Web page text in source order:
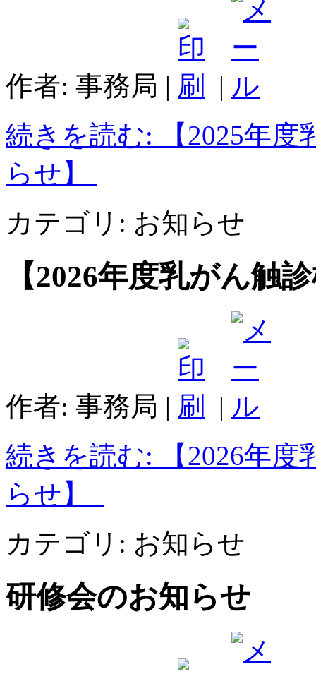
作者: 事務局 |
|
続きを読む: 【2025年度
らせ】
カテゴリ: お知らせ
【2026年度乳がん触
作者: 事務局 |
|
続きを読む: 【2026年度
らせ】
カテゴリ: お知らせ
研修会のお知らせ